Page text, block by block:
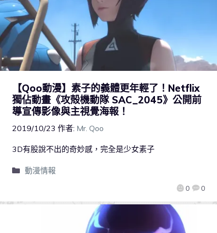
【Qoo動漫】素子的義體更年輕了！Netflix
獨佔動畫《攻殻機動隊 SAC_2045》公開前
導宣傳影像與主視覺海報！
2019/10/23 作者: Mr. Qoo
0 0
3D有股說不出的奇妙感，完全是少女素子
動漫情報